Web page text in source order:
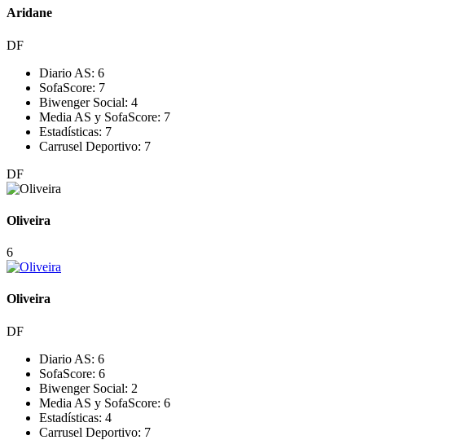
Aridane
DF
Diario AS: 6
SofaScore: 7
Biwenger Social: 4
Media AS y SofaScore: 7
Estadísticas: 7
Carrusel Deportivo: 7
DF
Oliveira
6
Oliveira
DF
Diario AS: 6
SofaScore: 6
Biwenger Social: 2
Media AS y SofaScore: 6
Estadísticas: 4
Carrusel Deportivo: 7